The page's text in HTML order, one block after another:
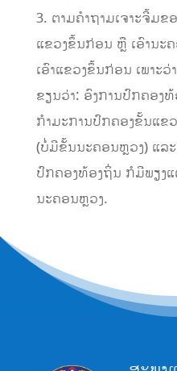
3. ຕາມຄໍາຖາມເຈາະຈີ້ມຂ
ແຂວງຂຶ້ນກ່ອນ ຫຼື ເອົານະ
ເອົາແຂວງຂຶ້ນກ່ອນ ເພາະ
ຂຽນວ່າ: ອົງການປົກຄອງ
ກຳມະການປົກຄອງຂັ້ນແຂ
(ບໍ່ມີຂັ້ນນະຄອນຫຼວງ) ແລ
ປົກຄອງທ້ອງຖິ່ນ ກໍມີພຽງ
ນະຄອນຫຼວງ.